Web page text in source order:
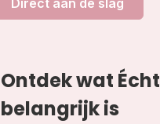
Direct aan de slag
Ontdek wat Écht
belangrijk is